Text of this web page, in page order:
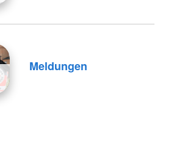
Meldungen